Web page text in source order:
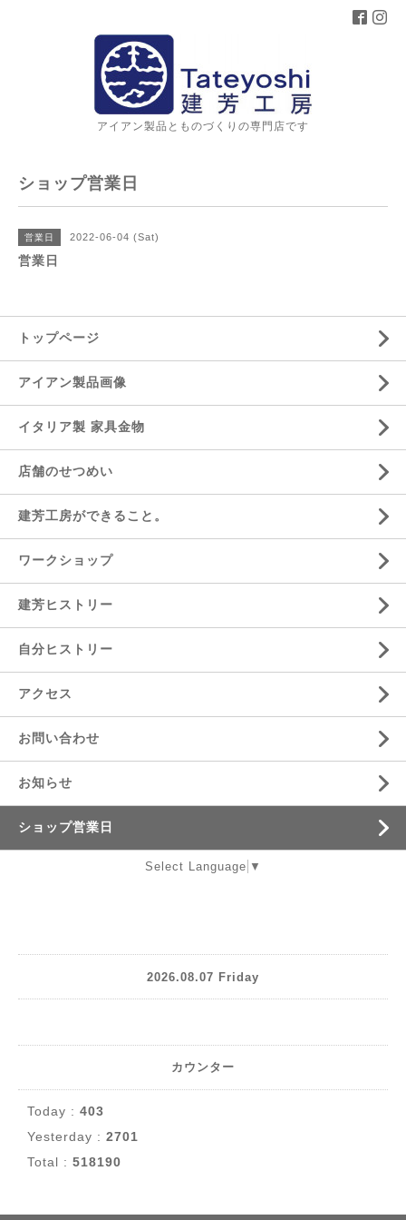
アイアン製品とものづくりの専門店です
ショップ営業日
営業日 2022-06-04 (Sat)
営業日
トップページ
アイアン製品画像
イタリア製 家具金物
店舗のせつめい
建芳工房ができること。
ワークショップ
建芳ヒストリー
自分ヒストリー
アクセス
お問い合わせ
お知らせ
ショップ営業日
Select Language ▼
2026.08.07 Friday
カウンター
Today : 403
Yesterday : 2701
Total : 518190